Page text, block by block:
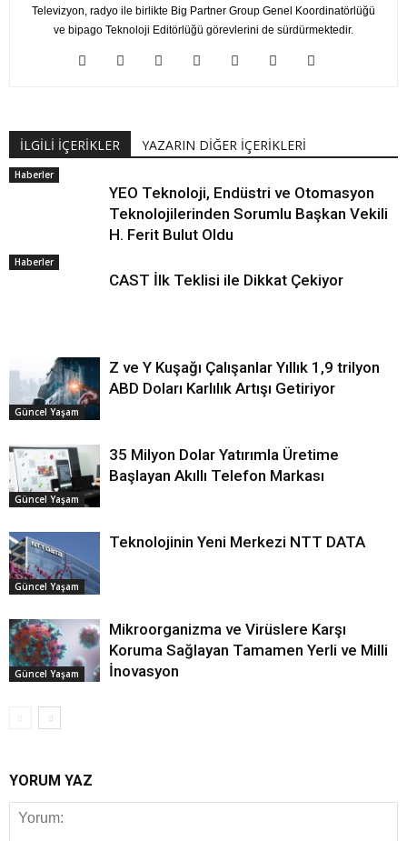
Televizyon, radyo ile birlikte Big Partner Group Genel Koordinatörlüğü
ve bipago Teknoloji Editörlüğü görevlerini de sürdürmektedir.
İLGİLİ İÇERİKLER YAZARIN DİĞER İÇERİKLERİ
Haberler
YEO Teknoloji, Endüstri ve Otomasyon
Teknolojilerinden Sorumlu Başkan Vekili
H. Ferit Bulut Oldu
Haberler
CAST İlk Teklisi ile Dikkat Çekiyor
Güncel Yaşam
Z ve Y Kuşağı Çalışanlar Yıllık 1,9 trilyon
ABD Doları Karlılık Artışı Getiriyor
Güncel Yaşam
35 Milyon Dolar Yatırımla Üretime
Başlayan Akıllı Telefon Markası
Güncel Yaşam
Teknolojinin Yeni Merkezi NTT DATA
Güncel Yaşam
Mikroorganizma ve Virüslere Karşı
Koruma Sağlayan Tamamen Yerli ve Milli
İnovasyon
YORUM YAZ